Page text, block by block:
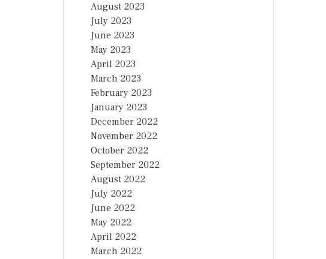
August 2023
July 2023
June 2023
May 2023
April 2023
March 2023
February 2023
January 2023
December 2022
November 2022
October 2022
September 2022
August 2022
July 2022
June 2022
May 2022
April 2022
March 2022